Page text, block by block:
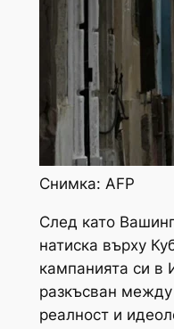
Снимка: AFP
След като
натиска върху
кампанията си в
разкъсван между
реалност и